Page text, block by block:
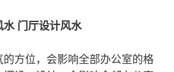
门厅设计风水
的方位，会影响全部办公室的格